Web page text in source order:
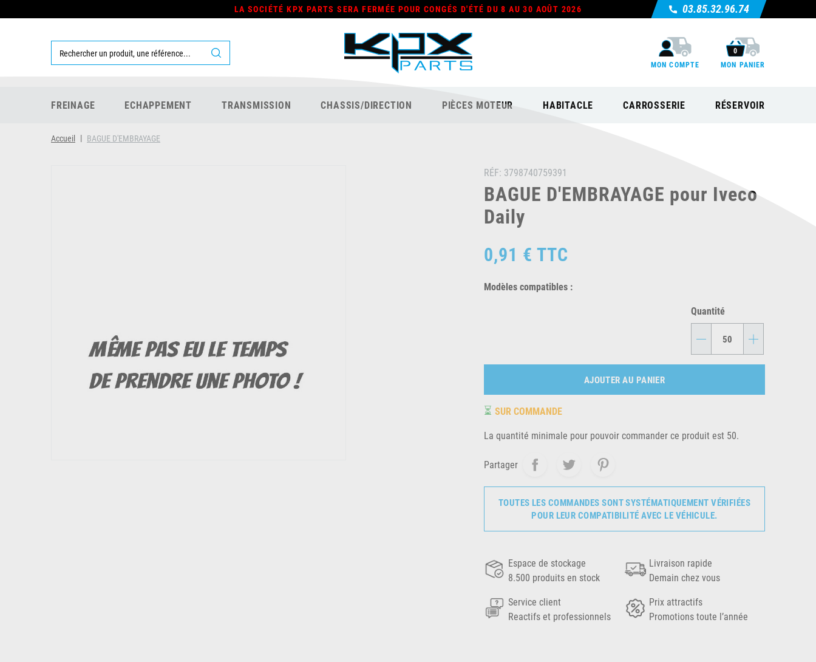
LA SOCIÉTÉ KPX PARTS SERA FERMÉE POUR CONGÉS D'ÉTÉ DU 8 AU 30 AOÛT 2026 03.85.32.96.74
MON COMPTE
0
MON PANIER
FREINAGE ECHAPPEMENT TRANSMISSION CHASSIS/DIRECTION PIÈCES MOTEUR HABITACLE CARROSSERIE RÉSERVOIR
Accueil BAGUE D'EMBRAYAGE
RÉF: 3798740759391
BAGUE D'EMBRAYAGE pour Iveco
Daily
0,91 € TTC
Modèles compatibles :
Quantité
- +
AJOUTER AU PANIER
⏳ SUR COMMANDE
La quantité minimale pour pouvoir commander ce produit est 50.
Partager
TOUTES LES COMMANDES SONT SYSTÉMATIQUEMENT VÉRIFIÉES
POUR LEUR COMPATIBILITÉ AVEC LE VÉHICULE.
Espace de stockage
8.500 produits en stock
Livraison rapide
Demain chez vous
Service client
Reactifs et professionnels
Prix attractifs
Promotions toute l’année